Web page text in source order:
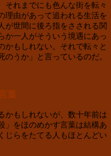
それまでにも色んな街を転々
理由があって追われる生活を
が世間に後ろ指をさされる関
か一人がそういう境遇にあっ
かもしれない。それで転々と
のうか」と言っているのだ。
葉
かもしれないが、数十年前は
」をほのめかす言葉は結構あ
じらをたてる人もほとんどい